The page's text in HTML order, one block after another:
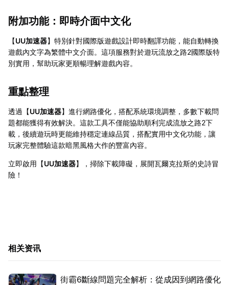
附加功能：即時介面中文化
【UU加速器】特別針對國際版遊戲設計即時翻譯功能，能自動轉換
遊戲內文字為繁體中文介面。這項服務對於遊玩流放之路2國際版特
別實用，幫助玩家更順暢理解遊戲內容。
重點整理
透過【UU加速器】進行網路優化，搭配系統環境調整，多數下載問
題都能獲得有效解決。這款工具不僅能協助順利完成流放之路2下
載，後續遊玩時更能維持穩定連線品質，搭配實用中文化功能，讓
玩家完整體驗這款暗黑風格大作的豐富內容。
立即啟用【UU加速器】，掃除下載障礙，展開瓦爾克拉斯的史詩冒
險！
相关资讯
街霸6斷線問題完全解析：從成因到網路優化